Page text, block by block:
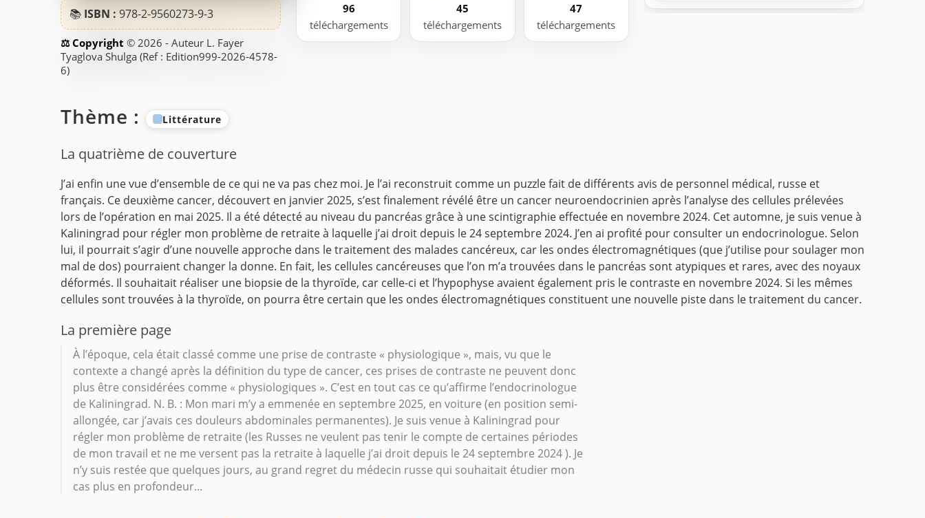
📚 ISBN : 978-2-9560273-9-3
© 2026 - Auteur L. Fayer
Tyaglova Shulga (Ref : Edition999-2026-4578-
6)
96
téléchargements
45
téléchargements
47
téléchargements
Thème : Littérature
La quatrième de couverture
J’ai enfin une vue d’ensemble de ce qui ne va pas chez moi. Je l’ai reconstruit comme un puzzle fait de différents avis de personnel médical, russe et
français. Ce deuxième cancer, découvert en janvier 2025, s’est finalement révélé être un cancer neuroendocrinien après l’analyse des cellules prélevées
lors de l’opération en mai 2025. Il a été détecté au niveau du pancréas grâce à une scintigraphie effectuée en novembre 2024. Cet automne, je suis venue à
Kaliningrad pour régler mon problème de retraite à laquelle j’ai droit depuis le 24 septembre 2024. J’en ai profité pour consulter un endocrinologue. Selon
lui, il pourrait s’agir d’une nouvelle approche dans le traitement des malades cancéreux, car les ondes électromagnétiques (que j’utilise pour soulager mon
mal de dos) pourraient changer la donne. En fait, les cellules cancéreuses que l’on m’a trouvées dans le pancréas sont atypiques et rares, avec des noyaux
déformés. Il souhaitait réaliser une biopsie de la thyroïde, car celle-ci et l’hypophyse avaient également pris le contraste en novembre 2024. Si les mêmes
cellules sont trouvées à la thyroïde, on pourra être certain que les ondes électromagnétiques constituent une nouvelle piste dans le traitement du cancer.
La première page
À l’époque, cela était classé comme une prise de contraste « physiologique », mais, vu que le
contexte a changé après la définition du type de cancer, ces prises de contraste ne peuvent donc
plus être considérées comme « physiologiques ». C’est en tout cas ce qu’affirme l’endocrinologue
de Kaliningrad. N. B. : Mon mari m’y a emmenée en septembre 2025, en voiture (en position semi-
allongée, car j’avais ces douleurs abdominales permanentes). Je suis venue à Kaliningrad pour
régler mon problème de retraite (les Russes ne veulent pas tenir le compte de certaines périodes
de mon travail et ne me versent pas la retraite à laquelle j’ai droit depuis le 24 septembre 2024 ). Je
n’y suis restée que quelques jours, au grand regret du médecin russe qui souhaitait étudier mon
cas plus en profondeur...